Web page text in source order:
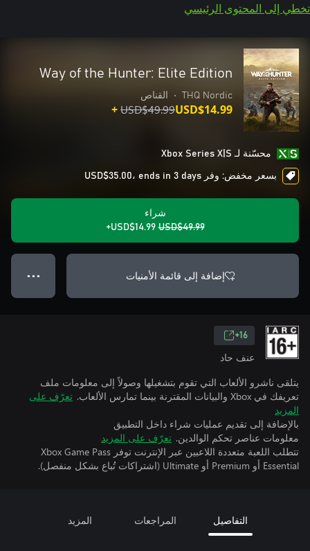
تخطي إلى المحتوى الرئيسي
Way of the Hunter: Elite Edition
THQ Nordic
• القناص
USD$49.99USD$14.99+
محسّنة لـ Xbox Series X|S
بسعر مخفض: وفر USD$35.00، ends in 3 days
شراء
USD$49.99
USD$14.99+
إضافة إلى قائمة الأمنيات ● ● ●
16+
عنف حاد
يتلقى ناشرو الألعاب التي تقوم بتشغيلها وصولاً إلى معلومات ملف
تعريفك في Xbox والبيانات المقترنة بينما تمارس الألعاب.
تعرّف على
المزيد
بالإضافة إلى تقديم عمليات شراء داخل التطبيق
معلومات عناصر تحكم الوالدين. تعرّف على المزيد
تتطلب اللعبة متعددة اللاعبين عبر الإنترنت توفر Xbox Game Pass
Essential أو Premium أو Ultimate (اشتراكات تُباع بشكل منفصل).
التفاصيل المراجعات المزيد